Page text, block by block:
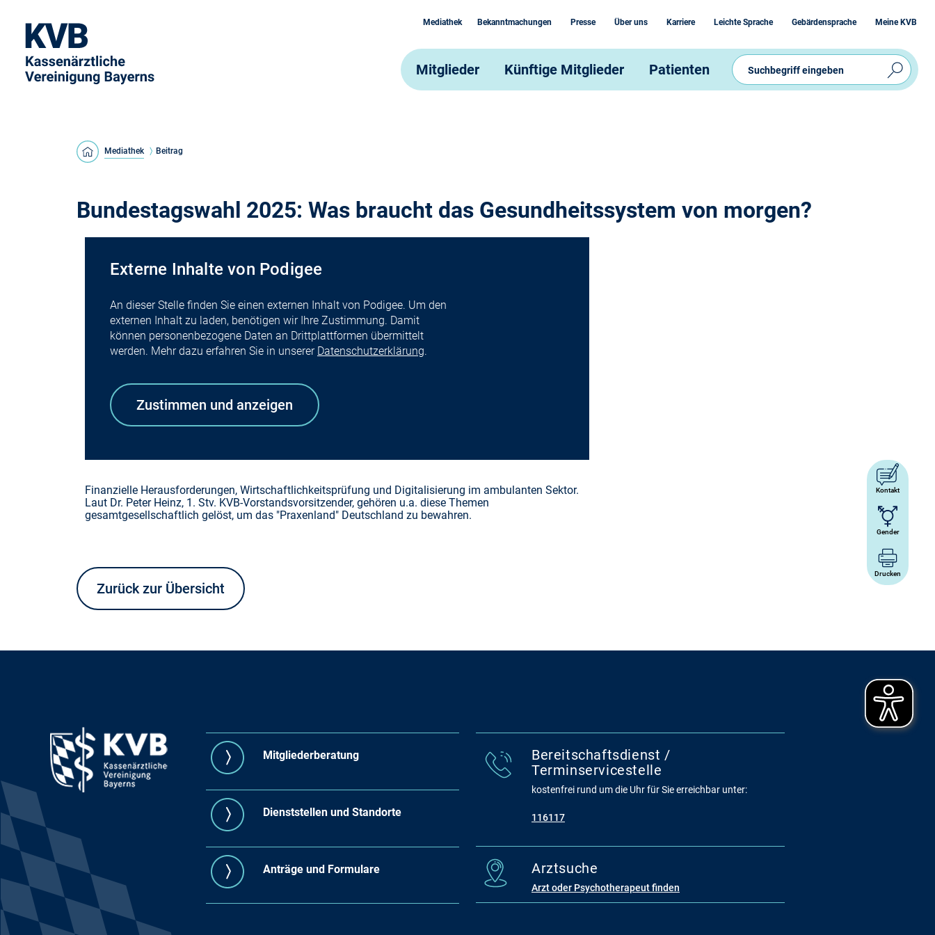
Mediathek Bekanntmachungen Presse Über uns Karriere Leichte Sprache Gebärdensprache Meine KVB
Mitglieder Künftige Mitglieder Patienten
Mediathek Beitrag
Bundestagswahl 2025: Was braucht das Gesundheitssystem von morgen?
Externe Inhalte von Podigee
An dieser Stelle finden Sie einen externen Inhalt von Podigee. Um den
externen Inhalt zu laden, benötigen wir Ihre Zustimmung. Damit
können personenbezogene Daten an Drittplattformen übermittelt
werden. Mehr dazu erfahren Sie in unserer Datenschutzerklärung.
Zustimmen und anzeigen
Finanzielle Herausforderungen, Wirtschaftlichkeitsprüfung und Digitalisierung im ambulanten Sektor.
Laut Dr. Peter Heinz, 1. Stv. KVB-Vorstandsvorsitzender, gehören u.a. diese Themen
gesamtgesellschaftlich gelöst, um das "Praxenland" Deutschland zu bewahren.
Zurück zur Übersicht
Mitgliederberatung
Dienststellen und Standorte
Anträge und Formulare
Bereitschaftsdienst /
Terminservicestelle
kostenfrei rund um die Uhr für Sie erreichbar unter:
116117
Arztsuche
Arzt oder Psychotherapeut finden
Kontakt
Gender
Drucken